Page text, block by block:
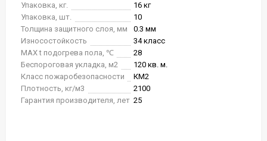
Упаковка, кг.
16 кг
Упаковка, шт.
10
Толщина защитного слоя, мм
0.3 мм
Износостойкость
34 класс
MAX t подогрева пола, ℃
28
Беспороговая укладка, м2
120 кв. м.
Класс пожаробезопасности
КМ2
Плотность, кг/м3
2100
Гарантия производителя, лет 25